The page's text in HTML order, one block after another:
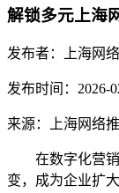
解锁多元上海
发布者：上海网
发布时间：2026-
来源：上海网络
在数字化营销
变，成为企业扩